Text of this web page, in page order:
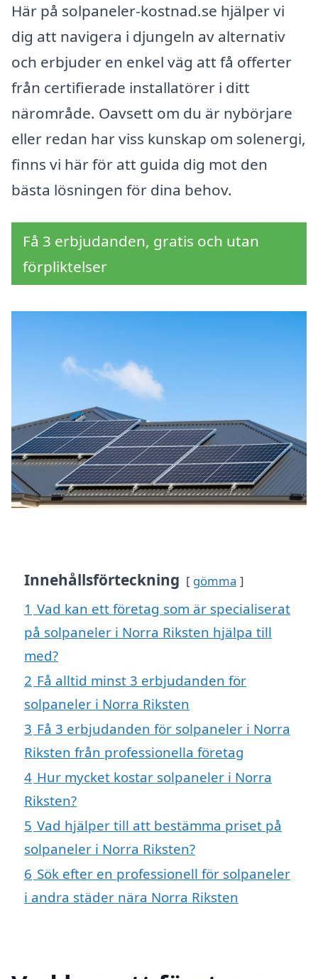
Här på solpaneler-kostnad.se hjälper vi
dig att navigera i djungeln av alternativ
och erbjuder en enkel väg att få offerter
från certifierade installatörer i ditt
närområde. Oavsett om du är nybörjare
eller redan har viss kunskap om solenergi,
finns vi här för att guida dig mot den
bästa lösningen för dina behov.
Få 3 erbjudanden, gratis och utan
förpliktelser
Innehållsförteckning gömma
1 Vad kan ett företag som är specialiserat
på solpaneler i Norra Riksten hjälpa till
med?
2 Få alltid minst 3 erbjudanden för
solpaneler i Norra Riksten
3 Få 3 erbjudanden för solpaneler i Norra
Riksten från professionella företag
4 Hur mycket kostar solpaneler i Norra
Riksten?
5 Vad hjälper till att bestämma priset på
solpaneler i Norra Riksten?
6 Sök efter en professionell för solpaneler
i andra städer nära Norra Riksten